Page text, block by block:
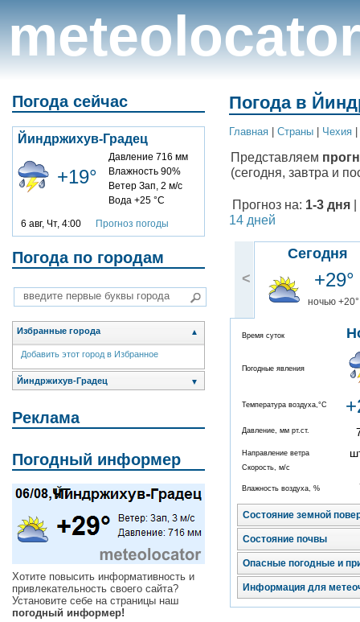
meteolocator
Погода сейчас
Йиндржихув-Градец
+19°
Давление 716 мм
Влажность 90%
Ветер Зап, 2 м/с
Вода +25 °C
6 авг, Чт, 4:00 Прогноз погоды
Погода по городам
Избранные города ▲
Добавить этот город в Избранное
Йиндржихув-Градец ▼
Реклама
Погодный информер
Хотите повысить информативность и
привлекательность своего сайта?
Установите себе на страницы наш
погодный информер!
Погода в
Главная Cтраны Чехия
Представляем
(сегодня, завтра и
Прогноз на: 1-3 дня
14 дней
<
Сегодня
+29°
ночью +20°
Время суток
Погодные явления
Температура воздуха,°C
Давление, мм рт.ст.
Направление ветра
Скорость, м/с
Влажность воздуха, %
Состояние земной
Состояние почвы
Опасные погодные и
Информация для